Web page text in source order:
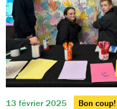
13 février 2025 Bon coup!